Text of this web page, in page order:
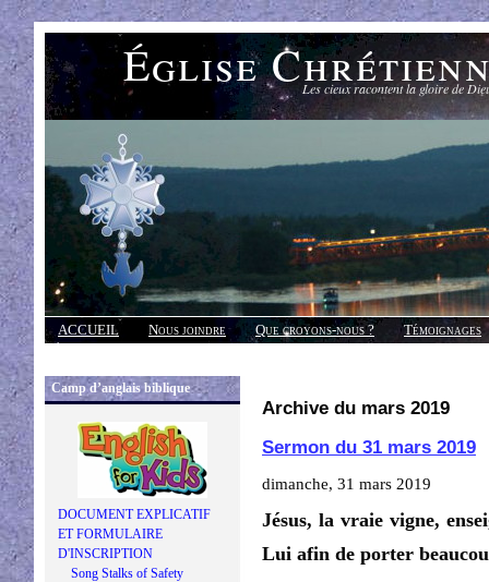
Église Les cieux racontent la gloire de
ACCUEIL Nous joindre Que croyons-nous ?
Témoignages
Réponses
Camp d’anglais biblique
DOCUMENT EXPLICATIF
ET FORMULAIRE
D'INSCRIPTION
Song Stalks of Safety
Archive du mars 2019
Sermon du 31 mars 2019
dimanche, 31 mars 2019
Jésus, la vraie vigne,
Lui afin de porter